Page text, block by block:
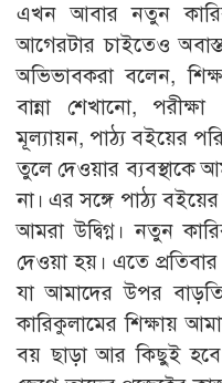
এখন আবার নতুন
আগেরটার চাইতেও
অভিভাবকরা বলেন,
বান্না শেখানো,
মূল্যায়ন, পাঠ্য বইয়ের
তুলে দেওয়ার ব্যবস্থাকে
না। এর সঙ্গে পাঠ্য
আমরা উদ্বিগ্ন। নতুন
দেওয়া হয়। এতে
যা আমাদের উপর
কারিকুলামের শিক্ষায়
বয় ছাড়া আর কিছুই হবে